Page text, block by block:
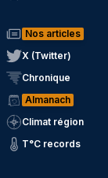
Nos articles
X (Twitter)
Chronique
Almanach
Climat région
T°C records